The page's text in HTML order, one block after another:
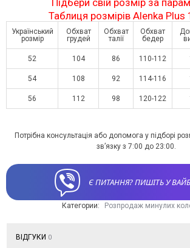
Таблиця розмірів Alenka
Український
розмір
Обхват
грудей
Обхват
талії
Обхват
бедер
52 104 86 110-112
54 108 92 114-116
56 112 98 120-122
Потрібна консультація або допомога у підборі
зв’язку з 7:00 до 23:00.
Є ПИТАННЯ? ПИШІТЬ У
Категории: Розпродаж минулих
ВІДГУКИ 0